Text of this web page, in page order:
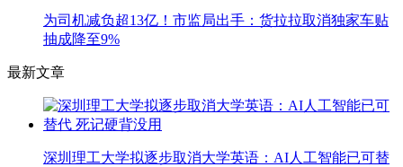
为司机减负超13亿！市监局出手：货拉拉取消独家车贴
抽成降至9%
最新文章
深圳理工大学拟逐步取消大学英语：AI人工智能已可替